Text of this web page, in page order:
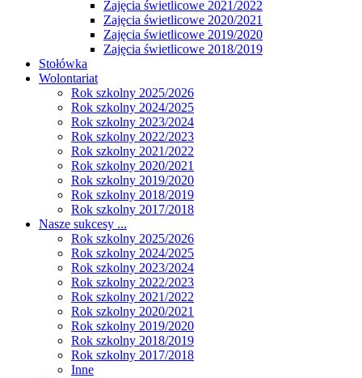
Zajęcia świetlicowe 2021/2022
Zajęcia świetlicowe 2020/2021
Zajęcia świetlicowe 2019/2020
Zajęcia świetlicowe 2018/2019
Stołówka
Wolontariat
Rok szkolny 2025/2026
Rok szkolny 2024/2025
Rok szkolny 2023/2024
Rok szkolny 2022/2023
Rok szkolny 2021/2022
Rok szkolny 2020/2021
Rok szkolny 2019/2020
Rok szkolny 2018/2019
Rok szkolny 2017/2018
Nasze sukcesy ...
Rok szkolny 2025/2026
Rok szkolny 2024/2025
Rok szkolny 2023/2024
Rok szkolny 2022/2023
Rok szkolny 2021/2022
Rok szkolny 2020/2021
Rok szkolny 2019/2020
Rok szkolny 2018/2019
Rok szkolny 2017/2018
Inne